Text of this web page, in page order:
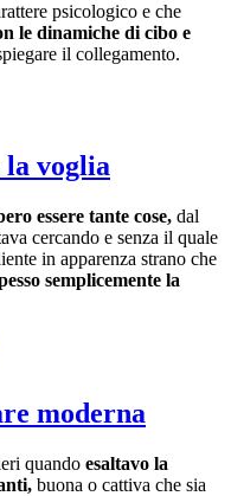
psicologico e che
le dinamiche di cibo e
il collegamento.
la voglia
essere tante cose, dal
cercando e senza il quale
in apparenza strano che
semplicemente la
moderna
quando esaltavo la
buona o cattiva che sia